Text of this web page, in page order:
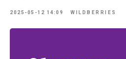
2025-05-12 14:09 WILDBERRIES